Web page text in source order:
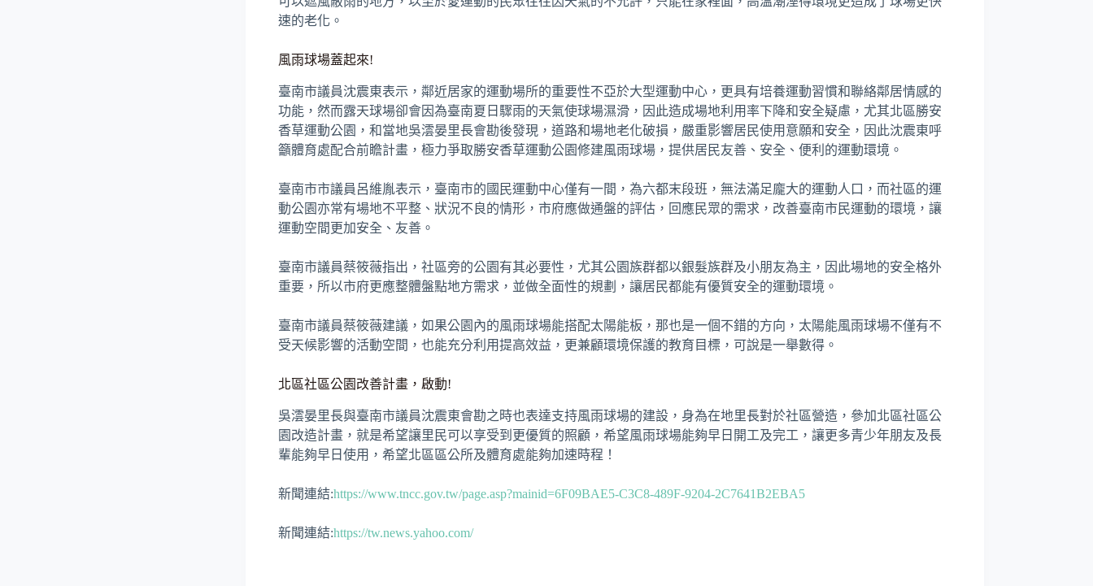
速的老化。
風雨球場蓋起來!
臺南市議員沈震東表示，鄰近居家的運動場所的重要性不亞於大型運動中心，更具有培養運動習慣和聯絡鄰居情感的
功能，然而露天球場卻會因為臺南夏日驟雨的天氣使球場濕滑，因此造成場地利用率下降和安全疑慮，尤其北區勝安
香草運動公園，和當地吳澐晏里長會勘後發現，道路和場地老化破損，嚴重影響居民使用意願和安全，因此沈震東呼
籲體育處配合前瞻計畫，極力爭取勝安香草運動公園修建風雨球場，提供居民友善、安全、便利的運動環境。
臺南市市議員呂維胤表示，臺南市的國民運動中心僅有一間，為六都末段班，無法滿足龐大的運動人口，而社區的運
動公園亦常有場地不平整、狀況不良的情形，市府應做通盤的評估，回應民眾的需求，改善臺南市民運動的環境，讓
運動空間更加安全、友善。
臺南市議員蔡筱薇指出，社區旁的公園有其必要性，尤其公園族群都以銀髮族群及小朋友為主，因此場地的安全格外
重要，所以市府更應整體盤點地方需求，並做全面性的規劃，讓居民都能有優質安全的運動環境。
臺南市議員蔡筱薇建議，如果公園內的風雨球場能搭配太陽能板，那也是一個不錯的方向，太陽能風雨球場不僅有不
受天候影響的活動空間，也能充分利用提高效益，更兼顧環境保護的教育目標，可說是一舉數得。
北區社區公園改善計畫，啟動!
吳澐晏里長與臺南市議員沈震東會勘之時也表達支持風雨球場的建設，身為在地里長對於社區營造，參加北區社區公
園改造計畫，就是希望讓里民可以享受到更優質的照顧，希望風雨球場能夠早日開工及完工，讓更多青少年朋友及長
輩能夠早日使用，希望北區區公所及體育處能夠加速時程！
新聞連結:https://www.tncc.gov.tw/page.asp?mainid=6F09BAE5-C3C8-489F-9204-2C7641B2EBA5
新聞連結:https://tw.news.yahoo.com/